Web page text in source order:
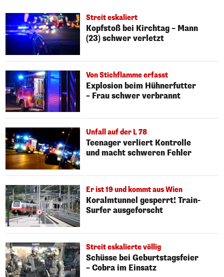
Streit eskaliert
Kopfstoß bei Kirchtag – Mann
(23) schwer verletzt
Von Stichflamme erfasst
Explosion beim Hühnerfutter
– Frau schwer verbrannt
Unfall auf der L 78
Teenager verliert Kontrolle
und macht schweren Fehler
Er ist 19 und kommt aus Wien
Koralmtunnel gesperrt! Train-
Surfer ausgeforscht
Streit eskalierte völlig
Schüsse bei Geburtstagsfeier
– Cobra im Einsatz